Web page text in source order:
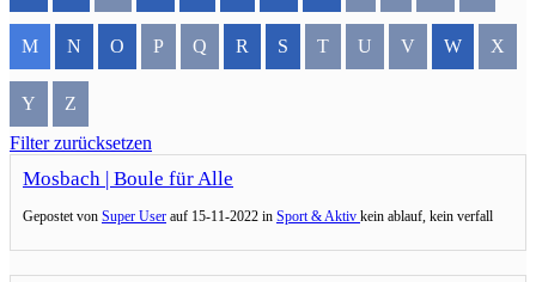
M N O P Q R S T U V W X
Y
Z
Filter zurücksetzen
Mosbach | Boule für Alle
Gepostet von Super User auf 15-11-2022 in Sport & Aktiv kein ablauf, kein verfall